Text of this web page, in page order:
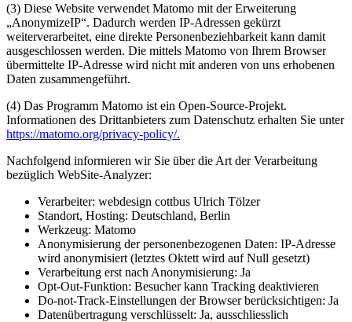
(3) Diese Website verwendet Matomo mit der Erweiterung
„AnonymizeIP“. Dadurch werden IP-Adressen gekürzt
weiterverarbeitet, eine direkte Personenbeziehbarkeit kann damit
ausgeschlossen werden. Die mittels Matomo von Ihrem Browser
übermittelte IP-Adresse wird nicht mit anderen von uns erhobenen
Daten zusammengeführt.
(4) Das Programm Matomo ist ein Open-Source-Projekt.
Informationen des Drittanbieters zum Datenschutz erhalten Sie unter
https://matomo.org/privacy-policy/.
Nachfolgend informieren wir Sie über die Art der Verarbeitung
bezüglich WebSite-Analyzer:
Verarbeiter: webdesign cottbus Ulrich Tölzer
Standort, Hosting: Deutschland, Berlin
Werkzeug: Matomo
Anonymisierung der personenbezogenen Daten: IP-Adresse
wird anonymisiert (letztes Oktett wird auf Null gesetzt)
Verarbeitung erst nach Anonymisierung: Ja
Opt-Out-Funktion: Besucher kann Tracking deaktivieren
Do-not-Track-Einstellungen der Browser berücksichtigen: Ja
Datenübertragung verschlüsselt: Ja, ausschliesslich